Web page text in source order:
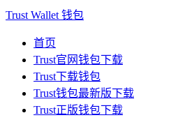
Trust Wallet 钱包
首页
Trust官网钱包下载
Trust下载钱包
Trust钱包最新版下载
Trust正版钱包下载